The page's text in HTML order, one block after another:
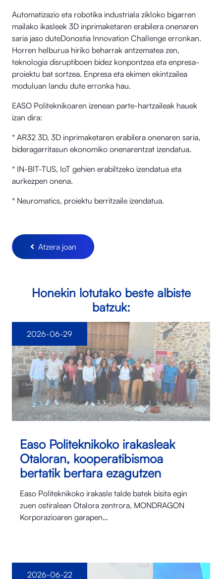
Automatizazio eta robotika industriala zikloko bigarren
mailako ikasleek 3D inprimaketaren erabilera onenaren
saria jaso duteDonostia Innovation Challenge erronkan.
Horren helburua hiriko beharrak antzematea zen,
teknologia disruptiboen bidez konpontzea eta enpresa-
proiektu bat sortzea. Enpresa eta ekimen ekintzailea
moduluan landu dute erronka hau.
EASO Politeknikoaren izenean parte-hartzaileak hauek
izan dira:
* AR32 3D, 3D inprimaketaren erabilera onenaren saria,
bideragarritasun ekonomiko onenarentzat izendatua.
* IN-BIT-TUS, IoT gehien erabiltzeko izendatua eta
aurkezpen onena.
* Neuromatics, proiektu berritzaile izendatua.
Atzera joan
Honekin lotutako beste albiste
batzuk:
Easo Politeknikoko irakasleak
Otaloran, kooperatibismoa
bertatik bertara ezagutzen
Easo Politeknikoko irakasle talde batek bisita egin
zuen ostiralean Otalora⁠ zentrora, MONDRAGON
Korporazioaren garapen…
2026-06-29
2026-06-22